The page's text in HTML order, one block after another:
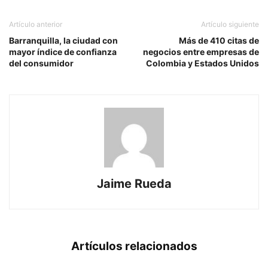
Artículo anterior
Barranquilla, la ciudad con
mayor índice de confianza
del consumidor
Artículo siguiente
Más de 410 citas de
negocios entre empresas de
Colombia y Estados Unidos
Jaime Rueda
Artículos relacionados